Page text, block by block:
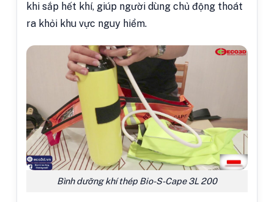
khi sắp hết khí, giúp người dùng chủ động thoát
ra khỏi khu vực nguy hiểm.
Bình dưỡng khí thép Bio-S-Cape 3L 200